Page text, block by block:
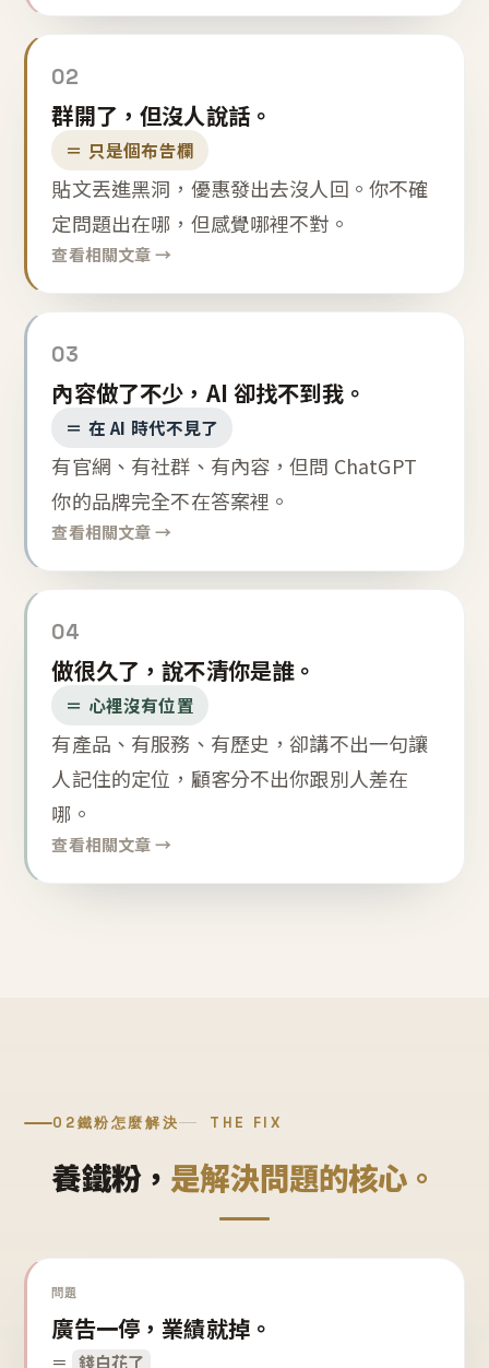
02
群開了，但沒人說話。
＝ 只是個布告欄
貼文丟進黑洞，優惠發出去沒人回。你不確
定問題出在哪，但感覺哪裡不對。
查看相關文章 →
03
內容做了不少，AI 卻找不到我。
＝ 在 AI 時代不見了
有官網、有社群、有內容，但問 ChatGPT
你的品牌完全不在答案裡。
查看相關文章 →
04
做很久了，說不清你是誰。
＝ 心裡沒有位置
有產品、有服務、有歷史，卻講不出一句讓
人記住的定位，顧客分不出你跟別人差在
哪。
查看相關文章 →
02鐵粉怎麼解決 THE FIX
養鐵粉， 是解決問題的核心。
問題
廣告一停，業績就掉。
＝ 錢白花了